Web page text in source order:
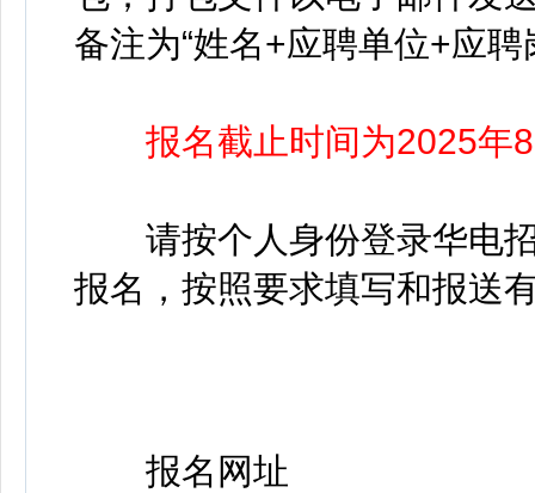
备注为“姓名+应聘单位+应聘
报名截止时间为2025年
请按个人身份登录华电招
报名，按照要求填写和报送
报名网址